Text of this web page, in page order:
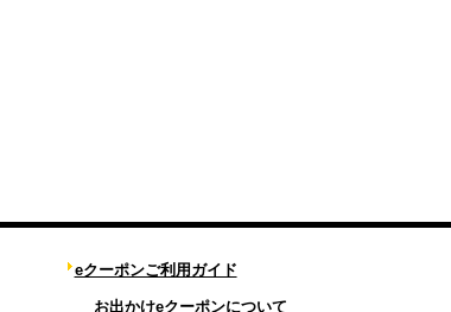
eクーポンご利用ガイド
お出かけeクーポンについて